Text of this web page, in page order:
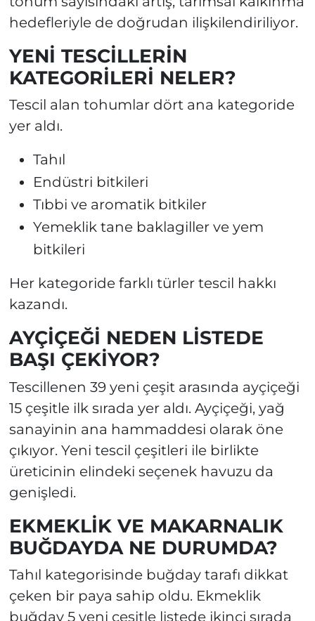
hedefleriyle de doğrudan ilişkilendiriliyor.
YENİ TESCİLLERİN
KATEGORİLERİ NELER?
Tescil alan tohumlar dört ana kategoride
yer aldı.
Tahıl
Endüstri bitkileri
Tıbbi ve aromatik bitkiler
Yemeklik tane baklagiller ve yem
bitkileri
Her kategoride farklı türler tescil hakkı
kazandı.
AYÇİÇEĞİ NEDEN LİSTEDE
BAŞI ÇEKİYOR?
Tescillenen 39 yeni çeşit arasında ayçiçeği
15 çeşitle ilk sırada yer aldı. Ayçiçeği, yağ
sanayinin ana hammaddesi olarak öne
çıkıyor. Yeni tescil çeşitleri ile birlikte
üreticinin elindeki seçenek havuzu da
genişledi.
EKMEKLİK VE MAKARNALIK
BUĞDAYDA NE DURUMDA?
Tahıl kategorisinde buğday tarafı dikkat
çeken bir paya sahip oldu. Ekmeklik
buğday 5 yeni çeşitle listede ikinci sırada